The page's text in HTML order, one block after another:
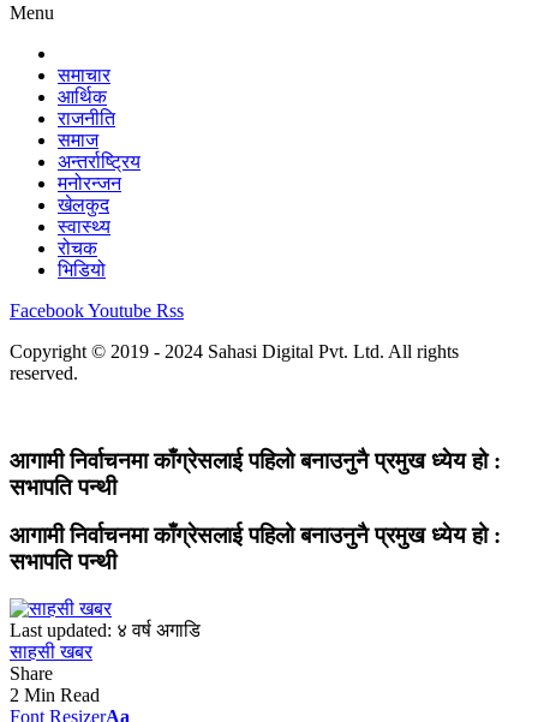
Menu
समाचार
आर्थिक
राजनीति
समाज
अन्तर्राष्ट्रिय
मनोरन्जन
खेलकुद
स्वास्थ्य
रोचक
भिडियो
FacebookYoutube Rss
Copyright © 2019 - 2024 Sahasi Digital Pvt. Ltd. All rights
reserved.
आगामी निर्वाचनमा काँग्रेसलाई पहिलो बनाउनुनै प्रमुख ध्येय हो :
सभापति पन्थी
आगामी निर्वाचनमा काँग्रेसलाई पहिलो बनाउनुनै प्रमुख ध्येय हो :
सभापति पन्थी
Last updated: ४ वर्ष अगाडि
साहसी खबर
Share
2 Min Read
Font ResizerAa